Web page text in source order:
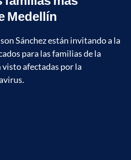
Medellín
Sánchez están invitando a la
para las familias de la
visto afectadas por la